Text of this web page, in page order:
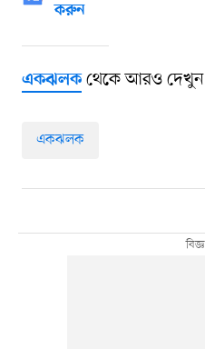
করুন
একঝলকথেকে আরও দেখুন
একঝলক